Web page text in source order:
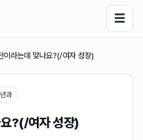
☰
이라는데 맞나요?(/여자 성장)
과
?(/여자 성장)